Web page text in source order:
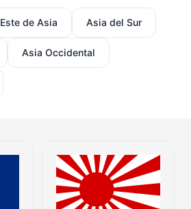
Este de Asia Asia del Sur
Asia Occidental